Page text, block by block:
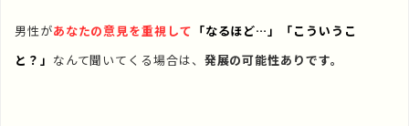
男性があなたの意見を重視して 「なるほど…」「こういうこ
と？」 なんて聞いてくる場合は、 発展の可能性ありです。